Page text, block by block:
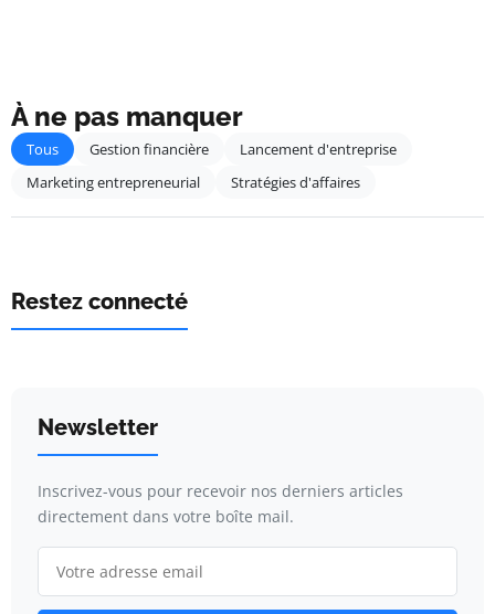
À ne pas manquer
Tous Gestion financière
Lancement d'entreprise
Marketing entrepreneurial
Stratégies d'affaires
Restez connecté
Newsletter
Inscrivez-vous pour recevoir nos derniers articles
directement dans votre boîte mail.